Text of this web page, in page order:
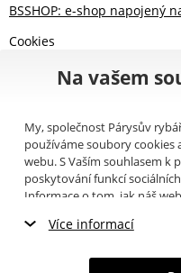
BSSHOP: e-shop napojený
Cookies
Na vašem
My, společnost Párysův
používáme soubory cookies
webu. S Vaším souhlasem k
poskytování funkcí
Informace o tom, jak náš
můžete přečíst, jak tyto
poskytli nebo které získali v
Více informací
Nezbytné cookies